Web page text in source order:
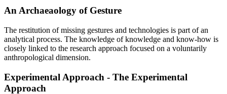
An Archaeaology of Gesture
The restitution of missing gestures and technologies is part of an
analytical process. The knowledge of knowledge and know-how is
closely linked to the research approach focused on a voluntarily
anthropological dimension.
Experimental Approach - The Experimental
Approach